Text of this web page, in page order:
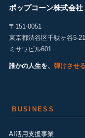
ポップコーン株式会社
〒151-0051
東京都渋谷区千駄ヶ谷5-
ミサワビル601
誰かの人生を、 弾けさせる
BUSINESS
AI活用支援事業